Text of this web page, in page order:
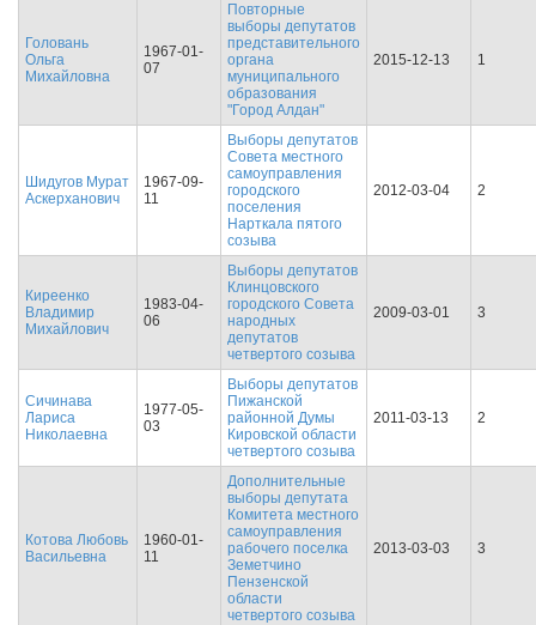
Головань
Ольга
Михайловна
1967-01-
07
Повторные
выборы депутатов
представительного
органа
муниципального
образования
"Город Алдан"
2015-12-13 1
Шидугов Мурат
Аскерханович
1967-09-
11
Выборы депутатов
Совета местного
самоуправления
городского
поселения
Нарткала пятого
созыва
2012-03-04 2
Киреенко
Владимир
Михайлович
1983-04-
06
Выборы депутатов
Клинцовского
городского Совета
народных
депутатов
четвертого созыва
2009-03-01 3
Сичинава
Лариса
Николаевна
1977-05-
03
Выборы депутатов
Пижанской
районной Думы
Кировской области
четвертого созыва
2011-03-13 2
Котова Любовь
Васильевна
1960-01-
11
Дополнительные
выборы депутата
Комитета местного
самоуправления
рабочего поселка
Земетчино
Пензенской
области
четвертого созыва
2013-03-03 3